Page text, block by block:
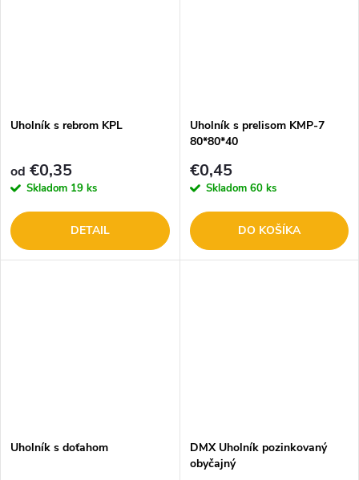
Uholník s rebrom KPL
od €0,35
Skladom 19 ks
DETAIL
Uholník s prelisom KMP-7
80*80*40
€0,45
Skladom 60 ks
DO KOŠÍKA
Uholník s doťahom
DMX Uholník pozinkovaný
obyčajný